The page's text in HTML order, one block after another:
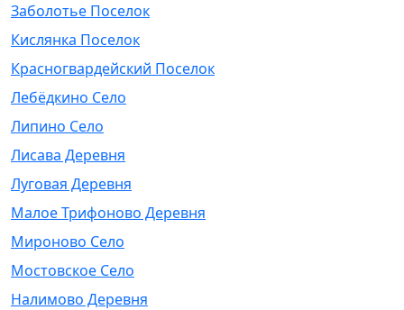
Заболотье Поселок
Кислянка Поселок
Красногвардейский Поселок
Лебёдкино Село
Липино Село
Лисава Деревня
Луговая Деревня
Малое Трифоново Деревня
Мироново Село
Мостовское Село
Налимово Деревня